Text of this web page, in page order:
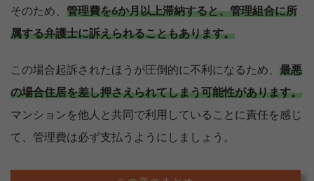
そのため、 管理費を6か月以上滞納すると、管理組合に所
属する弁護士に訴えられることもあります。
この場合起訴されたほうが圧倒的に不利になるため、 最悪
の場合住居を差し押さえられてしまう可能性があります。
マンションを他人と共同で利用していることに責任を感じ
て、管理費は必ず支払うようにしましょう。